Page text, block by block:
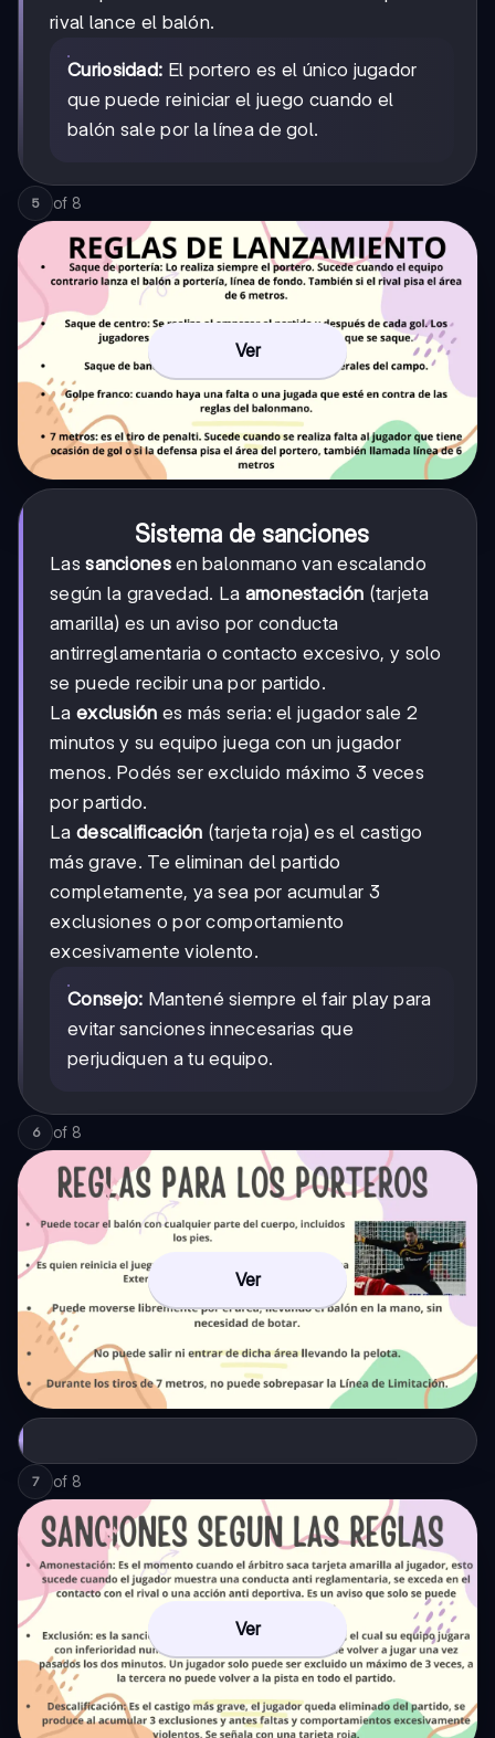
rival lance el balón.
Curiosidad: El portero es el único jugador
que puede reiniciar el juego cuando el
balón sale por la línea de gol.
5 of 8
Ver
Sistema de sanciones
Lassancionesen balonmano van escalando
según la gravedad. La amonestación (tarjeta
amarilla) es un aviso por conducta
antirreglamentaria o contacto excesivo, y solo
se puede recibir una por partido.
La exclusión es más seria: el jugador sale 2
minutos y su equipo juega con un jugador
menos. Podés ser excluido máximo 3 veces
por partido.
La descalificación (tarjeta roja) es el castigo
más grave. Te eliminan del partido
completamente, ya sea por acumular 3
exclusiones o por comportamiento
excesivamente violento.
Consejo: Mantené siempre el fair play para
evitar sanciones innecesarias que
perjudiquen a tu equipo.
6 of 8
Ver
7 of 8
Ver